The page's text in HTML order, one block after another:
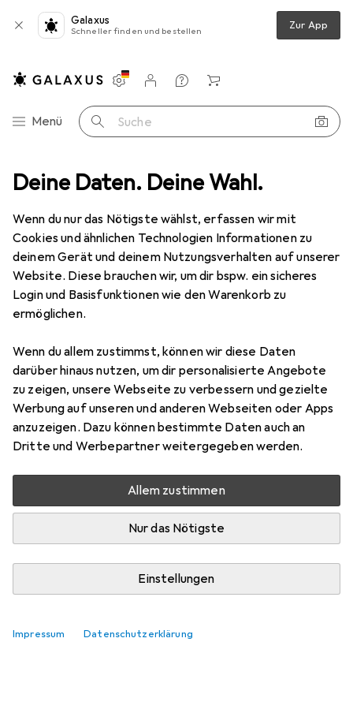
Deine Daten. Deine Wahl.
Wenn du nur das Nötigste wählst, erfassen wir mit
Cookies und ähnlichen Technologien Informationen zu
deinem Gerät und deinem Nutzungsverhalten auf unserer
Website. Diese brauchen wir, um dir bspw. ein sicheres
Login und Basisfunktionen wie den Warenkorb zu
ermöglichen.
Wenn du allem zustimmst, können wir diese Daten
darüber hinaus nutzen, um dir personalisierte Angebote
zu zeigen, unsere Webseite zu verbessern und gezielte
Werbung auf unseren und anderen Webseiten oder Apps
anzuzeigen. Dazu können bestimmte Daten auch an
Dritte und Werbepartner weitergegeben werden.
Allem zustimmen
Nur das Nötigste
Einstellungen
Impressum Datenschutzerklärung
Galaxus
Schneller finden und bestellen Zur App
Navigation nach Kategorien
Menü Suche
Einstellungen
Kundenkonto
Vergleichslisten
Merklisten
Warenkorb
Handarbeit Garn + Wolle Myboshi Samt
MyboshiSamt
100 m
Zubehör für Myboshi Samt
Relevanz
Produktliste
Keine Produkte gefunden